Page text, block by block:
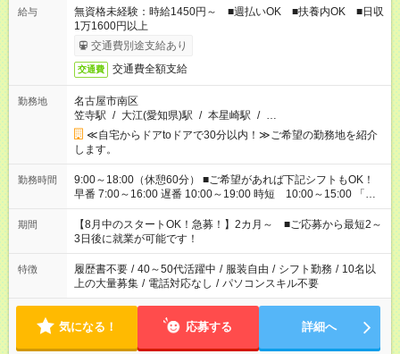
給与
無資格未経験：時給1450円～ ■週払いOK ■扶養内OK ■日収
1万1600円以上
交通費別途支給あり
交通費 交通費全額支給
勤務地
名古屋市南区
笠寺駅 / 大江(愛知県)駅 / 本星崎駅 / …
≪自宅からドアtoドアで30分以内！≫ご希望の勤務地を紹介
します。
勤務時間
9:00～18:00（休憩60分） ■ご希望があれば下記シフトもOK！
早番 7:00～16:00 遅番 10:00～19:00 時短 10:00～15:00 「家
族と休みを合わせたい」 「余裕を持って夕飯の準備がしたい」
「できれば残業はしたくない」 など、ご希望を教えてください
ね。 ※Wワーク希望の方へ 今ご覧のお仕事で希望する勤務時間
と、もう1つのお仕事の勤務時間。 合計で週40時間を超える場
合は応募できません。
期間
【8月中のスタートOK！急募！】2カ月～ ■ご応募から最短2～
3日後に就業が可能です！
特徴 履歴書不要 / 40～50代活躍中 / 服装自由 / シフト勤務 / 10名以
上の大量募集 / 電話対応なし / パソコンスキル不要
気になる！ 応募する 詳細へ